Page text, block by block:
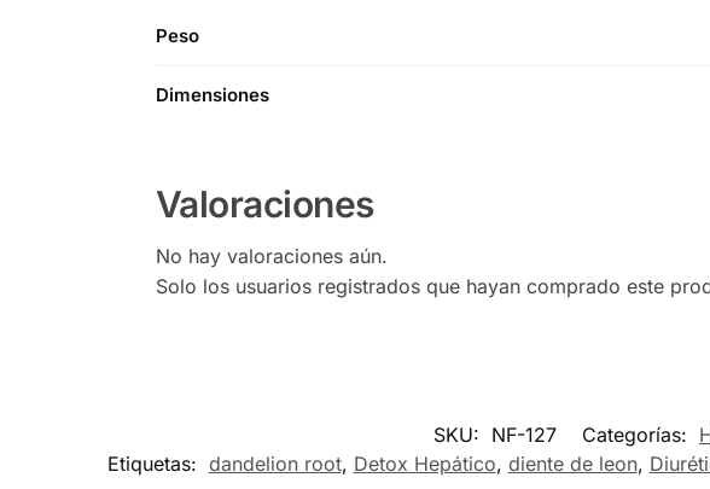
Peso
Dimensiones
Valoraciones
No hay valoraciones aún.
Solo los usuarios registrados que hayan comprado este
SKU: NF-127 Categorías:
Etiquetas: dandelion root, Detox Hepático, diente de leon,